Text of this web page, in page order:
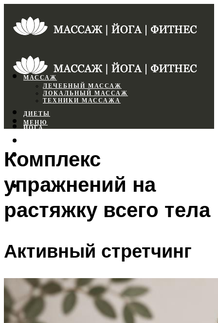
МАССАЖ
ЛЕЧЕБНЫЙ МАССАЖ
ЛОКАЛЬНЫЙ МАССАЖ
ТЕХНИКИ МАССАЖА
ДИЕТЫ
ЙОГА
ФИТНЕС
МЕНЮ
МЕНЮ
Комплекс
упражнений на
растяжку всего тела
Активный стретчинг